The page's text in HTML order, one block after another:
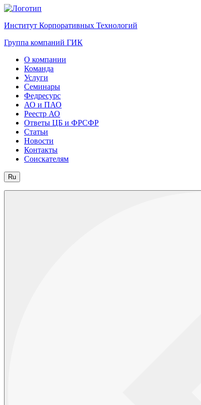
Институт Корпоративных Технологий
Группа компаний ГИК
О компании
Команда
Услуги
Семинары
Федресурс
АО и ПАО
Реестр АО
Ответы ЦБ и ФРСФР
Статьи
Новости
Контакты
Соискателям
Ru